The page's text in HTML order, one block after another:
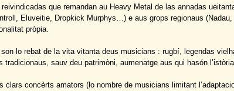
reivindicadas que remandan au Heavy Metal de las annadas
Eluveitie, Dropkick Murphys…) e aus grops regionaus
pròpia.
lo rebat de la vita vitanta deus musicians : rugbí, legendas
tradicionaus, sauv deu patrimòni, aumenatge aus qui hasón
clars concèrts amators (lo nombre de musicians limitant